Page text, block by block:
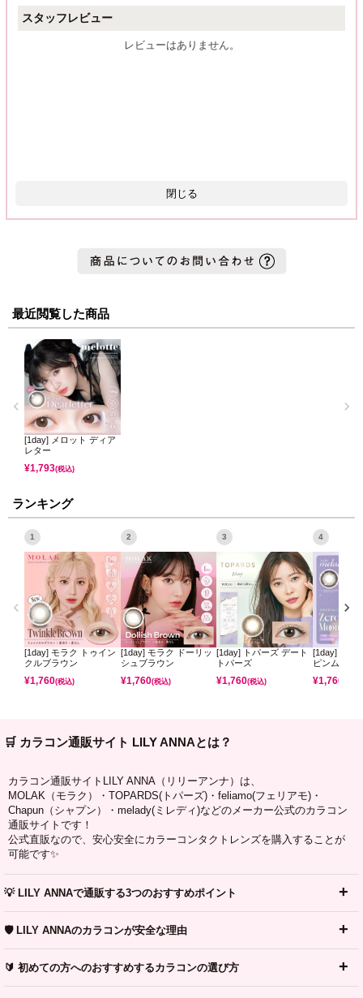
スタッフレビュー
レビューはありません。
閉じる
最近閲覧した商品
[1day] メロット ディア
レター
¥1,793(税込)
ランキング
1
[1day] モラク トゥイン
クルブラウン
¥1,760(税込)
2
[1day] モラク ドーリッ
シュブラウン
¥1,760(税込)
3
[1day] トパーズ デート
トパーズ
¥1,760(税込)
4
[1day] ミレ
ピンムーン
¥1,760
🛒 カラコン通販サイト LILY ANNAとは？
カラコン通販サイトLILY ANNA（リリーアンナ）は、
MOLAK（モラク）・TOPARDS(トパーズ)・feliamo(フェリアモ)・
Chapun（シャプン）・melady(ミレディ)などのメーカー公式のカラコン
通販サイトです！
公式直販なので、安心安全にカラーコンタクトレンズを購入することが
可能です✨
💡 LILY ANNAで通販する3つのおすすめポイント
🛡️ LILY ANNAのカラコンが安全な理由
🔰 初めての方へのおすすめするカラコンの選び方